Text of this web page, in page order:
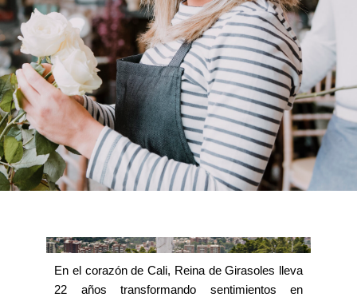
En el corazón de Cali, Reina de Girasoles lleva
22 años transformando sentimientos en